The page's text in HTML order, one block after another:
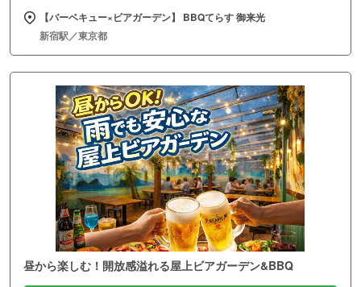
【バーベキュー×ビアガーデン】 BBQてらす 御来光
新宿駅／東京都
昼から楽しむ！開放感溢れる屋上ビアガーデン&BBQ